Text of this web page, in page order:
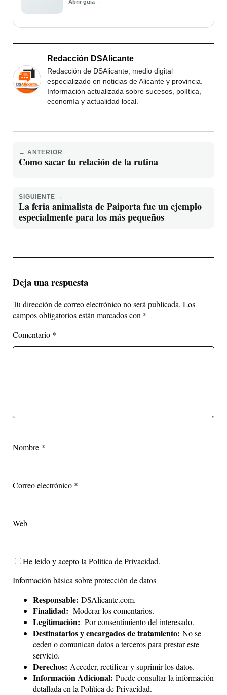
Abrir guía →
Redacción DSAlicante
Redacción de DSAlicante, medio digital
especializado en noticias de Alicante y provincia.
Información actualizada sobre sucesos, política,
economía y actualidad local.
← ANTERIOR
Como sacar tu relación de la rutina
SIGUIENTE →
La feria animalista de Paiporta fue un ejemplo
especialmente para los más pequeños
Deja una respuesta
Tu dirección de correo electrónico no será publicada. Los
campos obligatorios están marcados con *
Comentario *
Nombre *
Correo electrónico *
Web
He leído y acepto la Política de Privacidad.
Información básica sobre protección de datos
Responsable: DSAlicante.com.
Finalidad: Moderar los comentarios.
Legitimación: Por consentimiento del interesado.
Destinatarios y encargados de tratamiento: No se
ceden o comunican datos a terceros para prestar este
servicio.
Derechos: Acceder, rectificar y suprimir los datos.
Información Adicional: Puede consultar la información
detallada en la Política de Privacidad.